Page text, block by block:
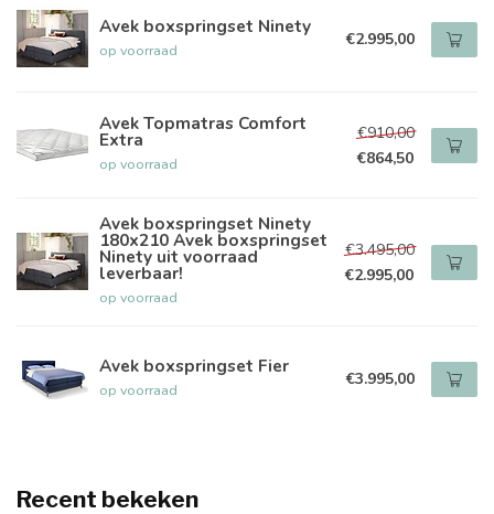
Avek boxspringset Ninety
op voorraad €2.995,00
Avek Topmatras Comfort
Extra
op voorraad
€910,00
€864,50
Avek boxspringset Ninety
180x210 Avek boxspringset
Ninety uit voorraad
leverbaar!
op voorraad
€3.495,00
€2.995,00
Avek boxspringset Fier
op voorraad €3.995,00
Recent bekeken